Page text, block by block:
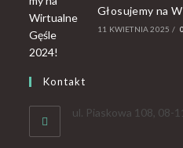
Głosujemy na
11 KWIETNIA 2025 /
Kontakt
ul. Piaskowa 108, 08-